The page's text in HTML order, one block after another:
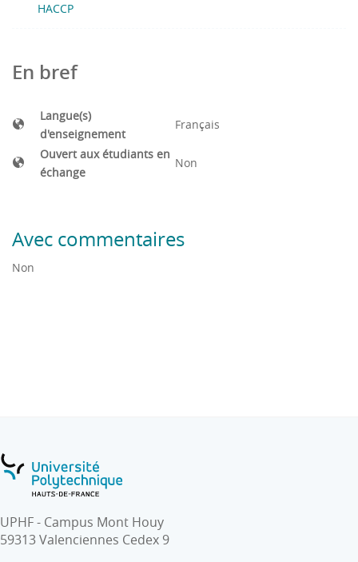
HACCP
En bref
Langue(s)
d'enseignement
Français
Ouvert aux étudiants en
échange
Non
Avec commentaires
Non
UPHF - Campus Mont Houy
59313 Valenciennes Cedex 9